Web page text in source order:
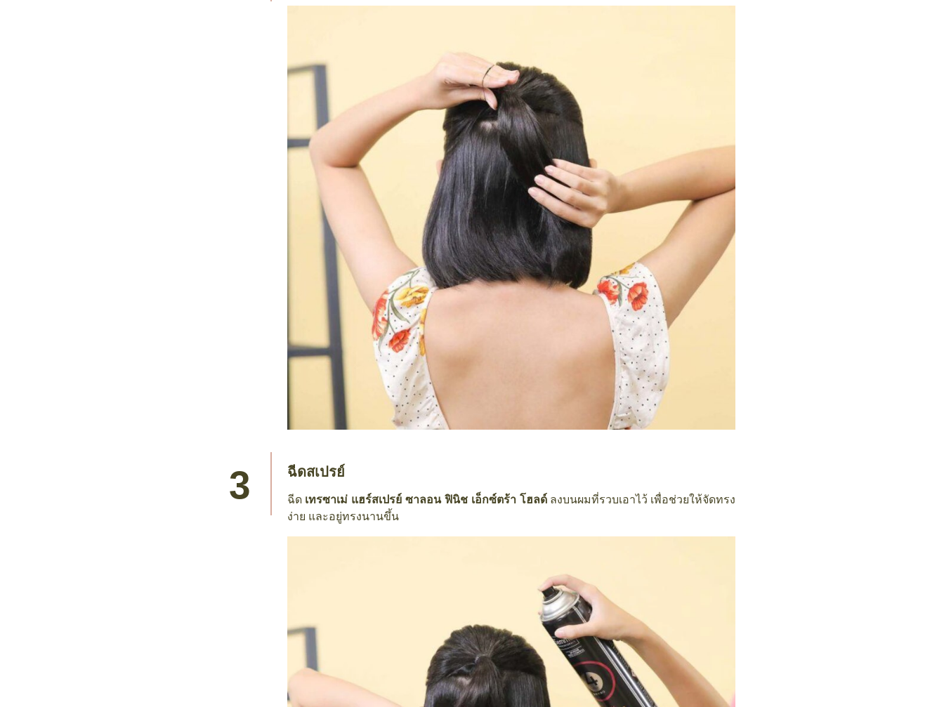
ฉีดสเปรย์
ฉีด เทรซาเม่ แฮร์สเปรย์ ซาลอน ฟินิช เอ็กซ์ตร้า โฮลด์ ลงบนผมที่รวบเอาไว้ เพื่อช่วยให้จัดทรง
ง่าย และอยู่ทรงนานขึ้น